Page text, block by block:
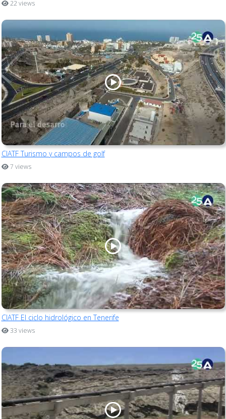
22 views
CIATF Turismo y campos de golf
7 views
CIATF El ciclo hidrológico en Tenerife
33 views